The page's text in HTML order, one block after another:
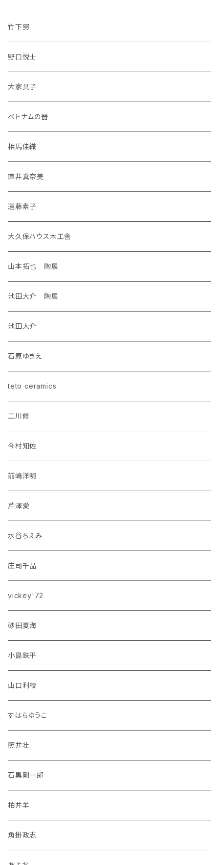
竹下努
野口悦士
大家具子
ベトナムの器
相馬佳織
直井真奈美
遠藤素子
大久保ハウス木工舎
山本拓也 陶展
池田大介 陶展
池田大介
石原ゆきえ
teto ceramics
二川修
今村知佐
前嶋洋明
芹澤愛
水谷ちえみ
庄司千晶
vickey'72
砂田夏海
小島鉄平
山口利枝
すはらゆうこ
照井壮
石黒剛一郎
柏井羊
角掛政志